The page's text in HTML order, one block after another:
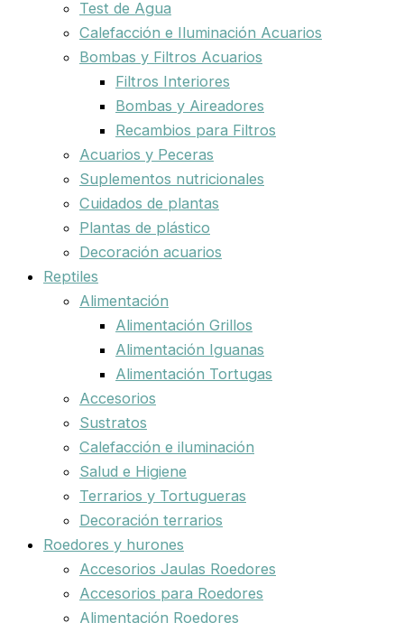
Test de Agua
Calefacción e Iluminación Acuarios
Bombas y Filtros Acuarios
Filtros Interiores
Bombas y Aireadores
Recambios para Filtros
Acuarios y Peceras
Suplementos nutricionales
Cuidados de plantas
Plantas de plástico
Decoración acuarios
Reptiles
Alimentación
Alimentación Grillos
Alimentación Iguanas
Alimentación Tortugas
Accesorios
Sustratos
Calefacción e iluminación
Salud e Higiene
Terrarios y Tortugueras
Decoración terrarios
Roedores y hurones
Accesorios Jaulas Roedores
Accesorios para Roedores
Alimentación Roedores